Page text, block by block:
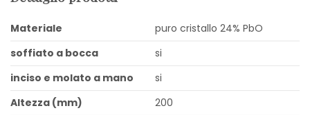
Materiale
puro cristallo 24% PbO
soffiato a bocca
si
inciso e molato a mano
si
Altezza (mm)
200